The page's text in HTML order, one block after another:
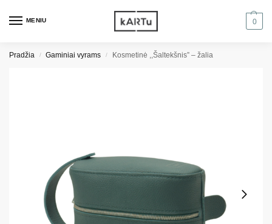
MENIU 0
Pradžia / Gaminiai vyrams / Kosmetinė ,,Šaltekšnis” – žalia